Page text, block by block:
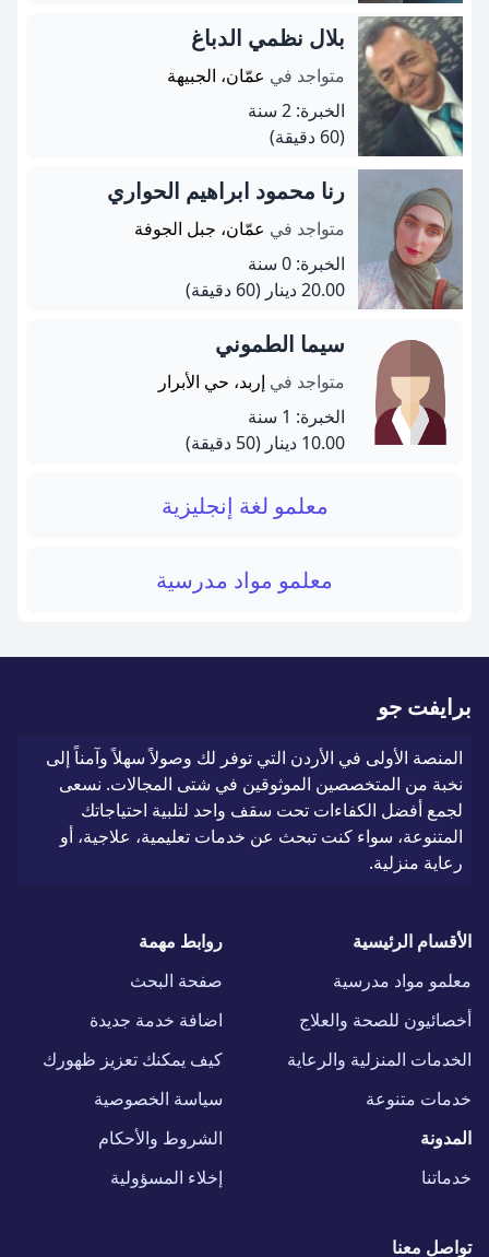
بلال نظمي الدباغ
متواجد في عمّان، الجبيهة
الخبرة: 2 سنة
(60 دقيقة)
رنا محمود ابراهيم الحواري
متواجد في عمّان، جبل الجوفة
الخبرة: 0 سنة
20.00 دينار
(60 دقيقة)
سيما الطموني
متواجد في إربد، حي الأبرار
الخبرة: 1 سنة
10.00 دينار
(50 دقيقة)
معلمو لغة إنجليزية
معلمو مواد مدرسية
برايفت جو
المنصة الأولى في الأردن التي توفر لك وصولاً سهلاً وآمناً إلى
نخبة من المتخصصين الموثوقين في شتى المجالات. نسعى
لجمع أفضل الكفاءات تحت سقف واحد لتلبية احتياجاتك
المتنوعة، سواء كنت تبحث عن خدمات تعليمية، علاجية، أو
رعاية منزلية.
الأقسام الرئيسية
معلمو مواد مدرسية
أخصائيون للصحة والعلاج
الخدمات المنزلية والرعاية
خدمات متنوعة
المدونة
خدماتنا
روابط مهمة
صفحة البحث
اضافة خدمة جديدة
كيف يمكنك تعزيز ظهورك
سياسة الخصوصية
الشروط والأحكام
إخلاء المسؤولية
تواصل معنا